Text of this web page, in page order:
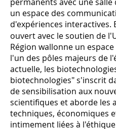
un espace des
d'expériences interactives.
ouvert avec le soutien de
Région wallonne un
l'un des pôles majeurs de
actuelle, les
biotechnologies" s'inscrit
de sensibilisation aux
scientifiques et aborde les
techniques, économiques
intimement liées à